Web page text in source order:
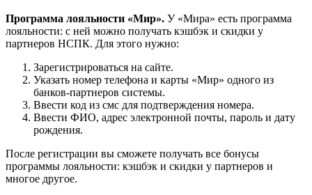
Программа лояльности «Мир». У «Мира» есть программа
лояльности: с ней можно получать кэшбэк и скидки у
партнеров НСПК. Для этого нужно:
Зарегистрироваться на сайте.
Указать номер телефона и карты «Мир» одного из
банков-партнеров системы.
Ввести код из смс для подтверждения номера.
Ввести ФИО, адрес электронной почты, пароль и дату
рождения.
После регистрации вы сможете получать все бонусы
программы лояльности: кэшбэк и скидки у партнеров и
многое другое.